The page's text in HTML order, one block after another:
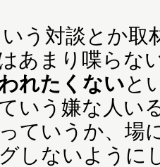
いう対談とか
あまり喋らな
れたくないと
いう嫌な人
ていうか、場
しないように